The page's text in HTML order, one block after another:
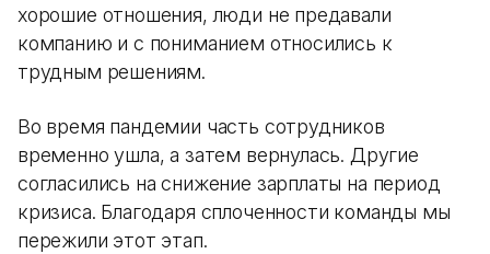
хорошие отношения, люди не предавали
компанию и с пониманием относились к
трудным решениям.
Во время пандемии часть сотрудников
временно ушла, а затем вернулась. Другие
согласились на снижение зарплаты на период
кризиса. Благодаря сплоченности команды мы
пережили этот этап.